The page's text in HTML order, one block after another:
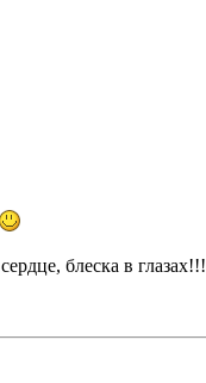
блеска в глазах!!!